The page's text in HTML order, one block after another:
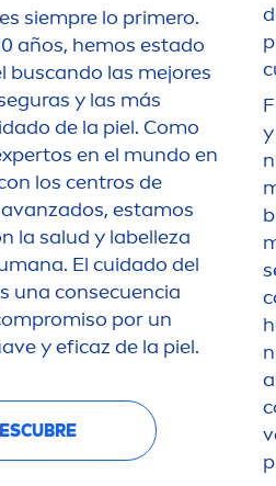
siempre lo primero.
años, hemos estado
buscando las mejores
y las más
de la piel. Como
en el mundo en
los centros de
estamos
la salud y labelleza
El cuidado del
una consecuencia
por un
y eficaz de la piel.